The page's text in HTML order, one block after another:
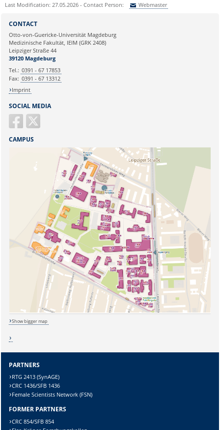
Last Modification: 27.05.2026 - Contact Person: Webmaster
Ihre E-Mailadresse:
Ihr Anliegen:
Sicherheitsabfrage:
SOCIAL MEDIA
CONTACT
Otto-von-Guericke-Universität Magdeburg
Medizinische Fakultät, IEIM (GRK 2408)
Leipziger Straße 44
39120 Magdeburg
Tel.: 0391 - 67 17853
Fax: 0391 - 67 13312
Imprint
CAMPUS
Show bigger map
PARTNERS
RTG 2413 (SynAGE)
CRC 1436/SFB 1436
Female Scientists Network (FSN)
FORMER PARTNERS
CRC 854/SFB 854